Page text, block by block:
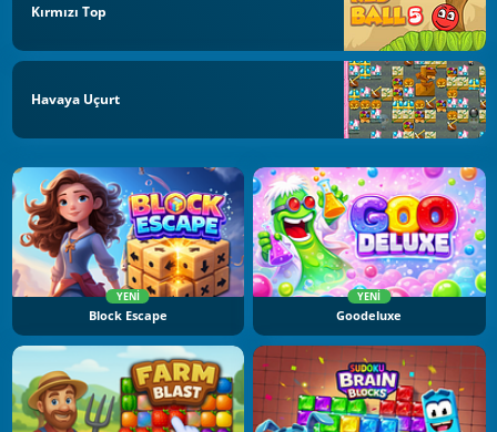
Kırmızı Top
Havaya Uçurt
YENI
Block Escape
YENI
Goodeluxe